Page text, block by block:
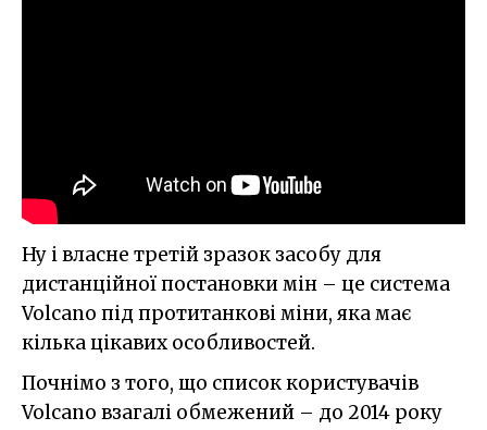
Ну і власне третій зразок засобу для
дистанційної постановки мін – це система
Volcano під протитанкові міни, яка має
кілька цікавих особливостей.
Почнімо з того, що список користувачів
Volcano взагалі обмежений – до 2014 року